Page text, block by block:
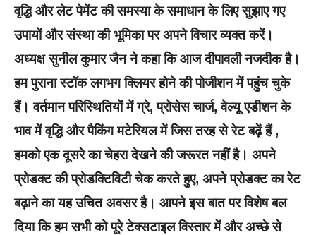
वृद्धि और लेट पेमेंट की समस्या के समाधान के लिए सुझाए गए
उपायों और संस्था की भूमिका पर अपने विचार व्यक्त करें।
अध्यक्ष सुनील कुमार जैन ने कहा कि आज दीपावली नजदीक है।
हम पुराना स्टॉक लगभग क्लियर होने की पोजीशन में पहुंच चुके
हैं। वर्तमान परिस्थितियों में ग्रे, प्रोसेस चार्ज, वेल्यू एडीशन के
भाव में वृद्धि और पैकिंग मटेरियल में जिस तरह से रेट बढ़ें हैं ,
हमको एक दूसरे का चेहरा देखने की जरूरत नहीं है। अपने
प्रोडक्ट की प्रोडक्टिविटी चेक करते हुए, अपने प्रोडक्ट का रेट
बढ़ाने का यह उचित अवसर है। आपने इस बात पर विशेष बल
दिया कि हम सभी को पूरे टेक्सटाइल विस्तार में और अच्छे से